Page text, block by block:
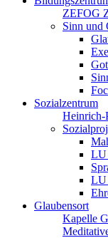
ZEFOG
Sinn und
Sozialzentrum
Heinrich-
LU
LU
Glaubensort
Kapelle